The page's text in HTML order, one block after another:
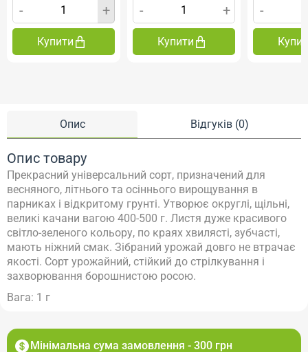
Мінімальна сума замовлення - 300 грн
Опис Відгуків (0)
Опис товару
Прекрасний універсальний сорт, призначений для
весняного, літнього та осіннього вирощування в
парниках і відкритому грунті. Утворює округлі, щільні,
великі качани вагою 400-500 г. Листя дуже красивого
світло-зеленого кольору, по краях хвилясті, зубчасті,
мають ніжний смак. Зібраний урожай довго не втрачає
якості. Сорт урожайний, стійкий до стрілкування і
захворювання борошнистою росою.
Вага: 1 г
- +
Купити
- +
Купити
-